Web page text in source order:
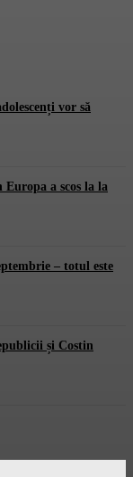
vor să
a scos la la
– totul este
și Costin